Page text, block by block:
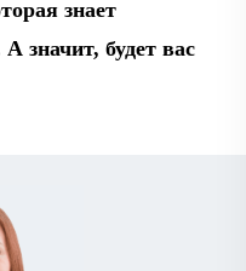
знает
значит, будет вас